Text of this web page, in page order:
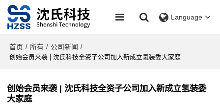
Language
首页 / 所有 / 公司新闻 /
创始会员来袭 | 沈氏科技全资子公司加入新成立氢装委大家庭
创始会员来袭 | 沈氏科技全资子公司加入新成立氢装委
大家庭